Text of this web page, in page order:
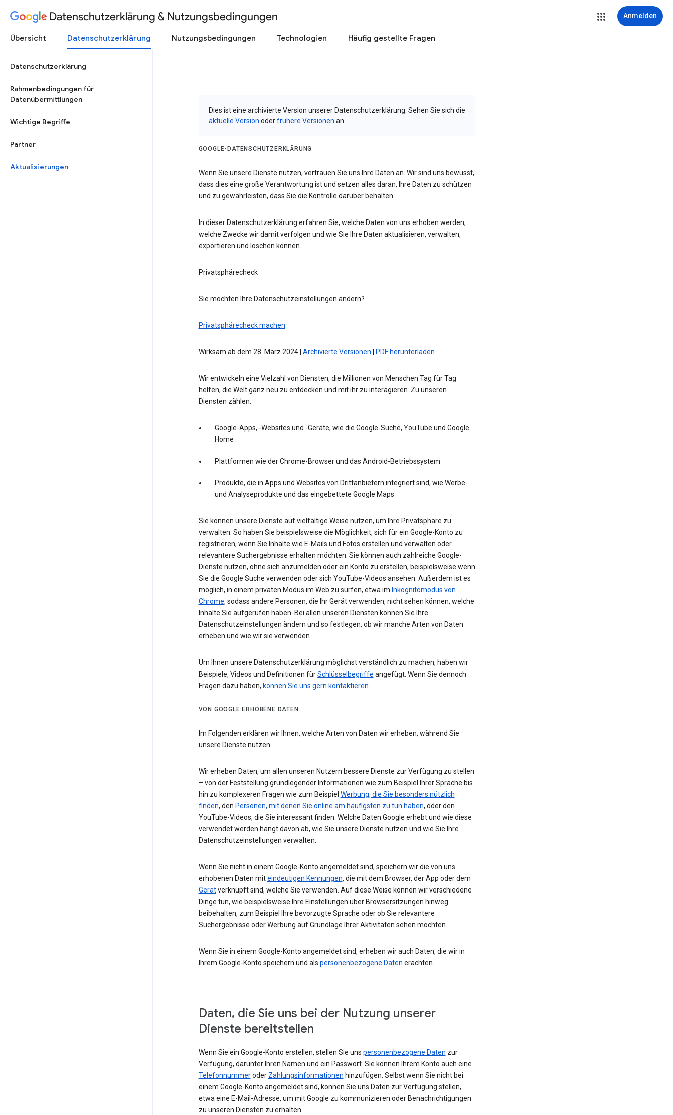
Datenschutzerklärung & Nutzungsbedingungen Anmelden
Übersicht Datenschutzerklärung Nutzungsbedingungen Technologien Häufig gestellte Fragen
Datenschutzerklärung
Rahmenbedingungen für
Datenübermittlungen
Wichtige Begriffe
Partner
Aktualisierungen
Dies ist eine archivierte Version unserer Datenschutzerklärung. Sehen Sie sich die
aktuelle Version oderfrühere Versionen an.
GOOGLE-DATENSCHUTZERKLÄRUNG
Wenn Sie unsere Dienste nutzen, vertrauen Sie uns Ihre Daten an. Wir sind uns bewusst,
dass dies eine große Verantwortung ist und setzen alles daran, Ihre Daten zu schützen
und zu gewährleisten, dass Sie die Kontrolle darüber behalten.
In dieser Datenschutzerklärung erfahren Sie, welche Daten von uns erhoben werden,
welche Zwecke wir damit verfolgen und wie Sie Ihre Daten aktualisieren, verwalten,
exportieren und löschen können.
Privatsphärecheck
Sie möchten Ihre Datenschutzeinstellungen ändern?
Privatsphärecheck machen
Wirksam ab dem 28. März 2024 | Archivierte Versionen PDF herunterladen
Wir entwickeln eine Vielzahl von Diensten, die Millionen von Menschen Tag für Tag
helfen, die Welt ganz neu zu entdecken und mit ihr zu interagieren. Zu unseren
Diensten zählen:
Google-Apps, -Websites und -Geräte, wie die Google-Suche, YouTube und Google
Home
Plattformen wie der Chrome-Browser und das Android-Betriebssystem
Produkte, die in Apps und Websites von Drittanbietern integriert sind, wie Werbe-
und Analyseprodukte und das eingebettete Google Maps
Sie können unsere Dienste auf vielfältige Weise nutzen, um Ihre Privatsphäre zu
verwalten. So haben Sie beispielsweise die Möglichkeit, sich für ein Google-Konto zu
registrieren, wenn Sie Inhalte wie E-Mails und Fotos erstellen und verwalten oder
relevantere Suchergebnisse erhalten möchten. Sie können auch zahlreiche Google-
Dienste nutzen, ohne sich anzumelden oder ein Konto zu erstellen, beispielsweise wenn
Sie die Google Suche verwenden oder sich YouTube-Videos ansehen. Außerdem ist es
möglich, in einem privaten Modus im Web zu surfen, etwa im Inkognitomodus von
Chrome, sodass andere Personen, die Ihr Gerät verwenden, nicht sehen können, welche
Inhalte Sie aufgerufen haben. Bei allen unseren Diensten können Sie Ihre
Datenschutzeinstellungen ändern und so festlegen, ob wir manche Arten von Daten
erheben und wie wir sie verwenden.
Um Ihnen unsere Datenschutzerklärung möglichst verständlich zu machen, haben wir
Beispiele, Videos und Definitionen fürSchlüsselbegriffe angefügt. Wenn Sie dennoch
Fragen dazu haben, können Sie uns gern kontaktieren.
VON GOOGLE ERHOBENE DATEN
Im Folgenden erklären wir Ihnen, welche Arten von Daten wir erheben, während Sie
unsere Dienste nutzen
Wir erheben Daten, um allen unseren Nutzern bessere Dienste zur Verfügung zu stellen
– von der Feststellung grundlegender Informationen wie zum Beispiel Ihrer Sprache bis
hin zu komplexeren Fragen wie zum Beispiel Werbung, die Sie besonders nützlich
finden, den Personen, mit denen Sie online am häufigsten zu tun haben, oder den
YouTube-Videos, die Sie interessant finden. Welche Daten Google erhebt und wie diese
verwendet werden hängt davon ab, wie Sie unsere Dienste nutzen und wie Sie Ihre
Datenschutzeinstellungen verwalten.
Wenn Sie nicht in einem Google-Konto angemeldet sind, speichern wir die von uns
erhobenen Daten miteindeutigen Kennungen, die mit dem Browser, der App oder dem
Gerätverknüpft sind, welche Sie verwenden. Auf diese Weise können wir verschiedene
Dinge tun, wie beispielsweise Ihre Einstellungen über Browsersitzungen hinweg
beibehalten, zum Beispiel Ihre bevorzugte Sprache oder ob Sie relevantere
Suchergebnisse oder Werbung auf Grundlage Ihrer Aktivitäten sehen möchten.
Wenn Sie in einem Google-Konto angemeldet sind, erheben wir auch Daten, die wir in
Ihrem Google-Konto speichern und als personenbezogene Daten erachten.
Daten, die Sie uns bei der Nutzung unserer
Dienste bereitstellen
Wenn Sie ein Google-Konto erstellen, stellen Sie uns personenbezogene Daten zur
Verfügung, darunter Ihren Namen und ein Passwort. Sie können Ihrem Konto auch eine
Telefonnummeroder Zahlungsinformationen hinzufügen. Selbst wenn Sie nicht bei
einem Google-Konto angemeldet sind, können Sie uns Daten zur Verfügung stellen,
etwa eine E-Mail-Adresse, um mit Google zu kommunizieren oder Benachrichtigungen
zu unseren Diensten zu erhalten.